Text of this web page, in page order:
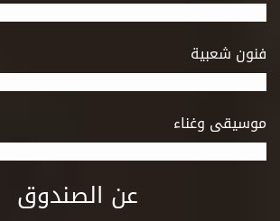
فنون شعبية
موسيقى وغناء
عن الصندوق